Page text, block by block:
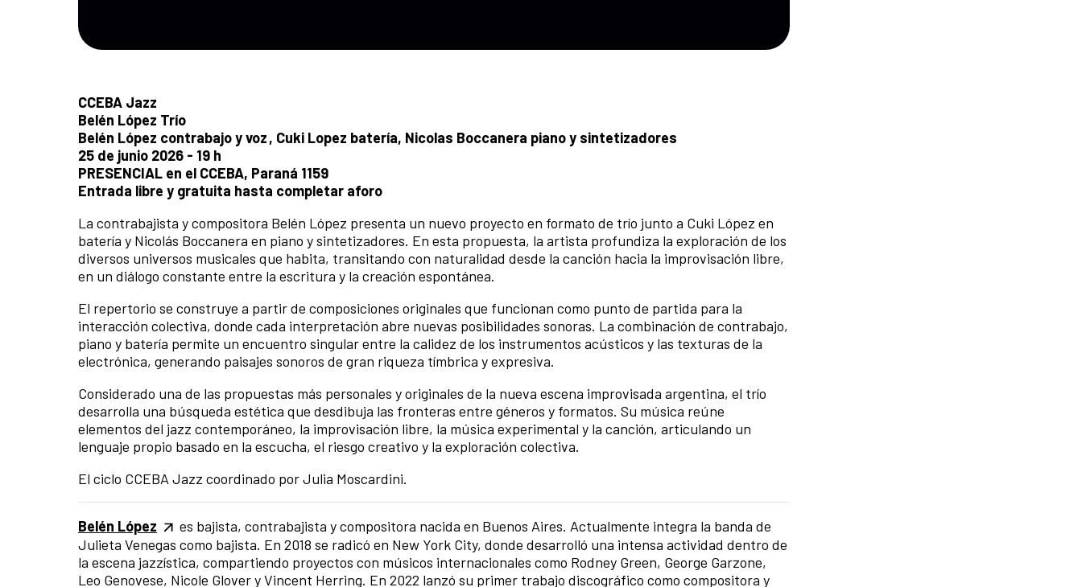
CCEBA Jazz
Belén López Trío
Belén López contrabajo y voz , Cuki Lopez batería, Nicolas Boccanera piano y sintetizadores
25 de junio 2026 - 19 h
PRESENCIAL en el CCEBA, Paraná 1159
Entrada libre y gratuita hasta completar aforo
La contrabajista y compositora Belén López presenta un nuevo proyecto en formato de trío junto a Cuki López en
batería y Nicolás Boccanera en piano y sintetizadores. En esta propuesta, la artista profundiza la exploración de los
diversos universos musicales que habita, transitando con naturalidad desde la canción hacia la improvisación libre,
en un diálogo constante entre la escritura y la creación espontánea.
El repertorio se construye a partir de composiciones originales que funcionan como punto de partida para la
interacción colectiva, donde cada interpretación abre nuevas posibilidades sonoras. La combinación de contrabajo,
piano y batería permite un encuentro singular entre la calidez de los instrumentos acústicos y las texturas de la
electrónica, generando paisajes sonoros de gran riqueza tímbrica y expresiva.
Considerado una de las propuestas más personales y originales de la nueva escena improvisada argentina, el trío
desarrolla una búsqueda estética que desdibuja las fronteras entre géneros y formatos. Su música reúne
elementos del jazz contemporáneo, la improvisación libre, la música experimental y la canción, articulando un
lenguaje propio basado en la escucha, el riesgo creativo y la exploración colectiva.
El ciclo CCEBA Jazz coordinado por Julia Moscardini.
Belén López
es bajista, contrabajista y compositora nacida en Buenos Aires. Actualmente integra la banda de
Julieta Venegas como bajista. En 2018 se radicó en New York City, donde desarrolló una intensa actividad dentro de
la escena jazzística, compartiendo proyectos con músicos internacionales como Rodney Green, George Garzone,
Leo Genovese, Nicole Glover y Vincent Herring. En 2022 lanzó su primer trabajo discográfico como compositora y